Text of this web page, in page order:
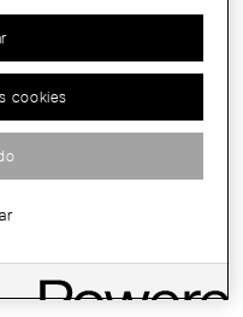
de 2023, la
del Alt
acoje la
de l'Alt
Septiembre
DEL COAC
cookies